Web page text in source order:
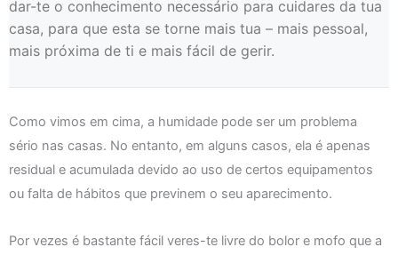
dar-te o conhecimento necessário para cuidares da tua
casa, para que esta se torne mais tua – mais pessoal,
mais próxima de ti e mais fácil de gerir.
Como vimos em cima, a humidade pode ser um problema
sério nas casas. No entanto, em alguns casos, ela é apenas
residual e acumulada devido ao uso de certos equipamentos
ou falta de hábitos que previnem o seu aparecimento.
Por vezes é bastante fácil veres-te livre do bolor e mofo que a